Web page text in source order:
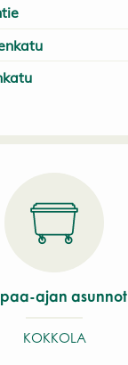
ajan asunnot
KOKKOLA